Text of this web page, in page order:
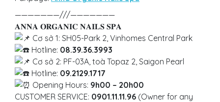
———————///———————
𝐀𝐍𝐍𝐀 𝐎𝐑𝐆𝐀𝐍𝐈𝐂 𝐍𝐀𝐈𝐋𝐒 𝐒𝐏𝐀
Cơ sở 1: SH05-Park 2, Vinhomes Central Park
Hotline: 08.39.36.3993
Cơ sở 2: PF-03A, toà Topaz 2, Saigon Pearl
Hotline: 09.2129.1717
Opening Hours: 9h00 – 20h00
CUSTOMER SERVICE: 0901.11.11.96 (Owner for any